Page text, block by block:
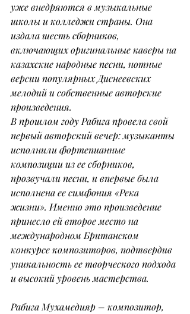
уже внедряются в музыкальные
школы и колледжи страны. Она
издала шесть сборников,
включающих оригинальные каверы на
казахские народные песни, нотные
версии популярных Диснеевских
мелодий и собственные авторские
произведения.
В прошлом году Рабига провела свой
первый авторский вечер: музыканты
исполнили фортепианные
композиции из ее сборников,
прозвучали песни, и впервые была
исполнена ее симфония «Река
жизни». Именно это произведение
принесло ей второе место на
международном Британском
конкурсе композиторов, подтвердив
уникальность ее творческого подхода
и высокий уровень мастерства.
Рабига Мухамедияр – композитор,